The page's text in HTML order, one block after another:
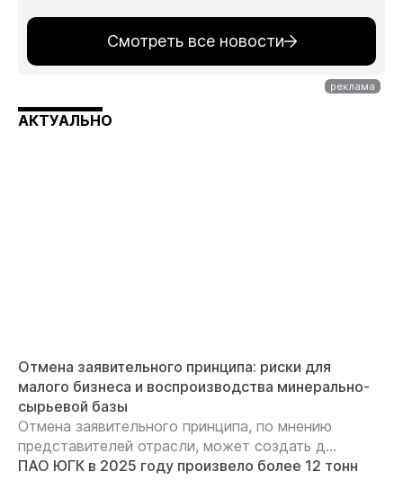
Смотреть все новости
АКТУАЛЬНО
Отмена заявительного принципа: риски для
малого бизнеса и воспроизводства минерально-
сырьевой базы
Отмена заявительного принципа, по мнению
представителей отрасли, может создать д...
ПАО ЮГК в 2025 году произвело более 12 тонн